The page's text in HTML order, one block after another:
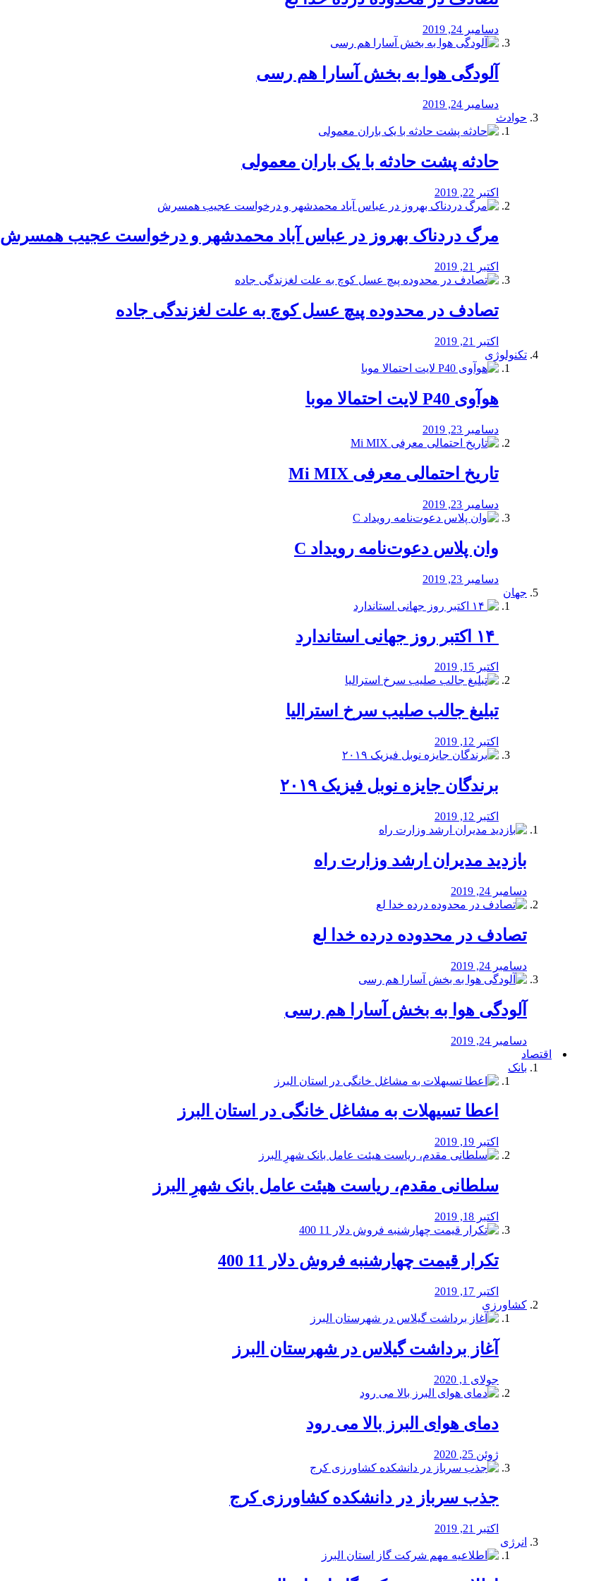
دسامبر 24, 2019
آلودگی هوا به بخش آسارا هم رسی
دسامبر 24, 2019
حوادث
️حادثه پشت حادثه با یک باران معمولی
اکتبر 22, 2019
مرگ دردناک بهروز در عباس آباد محمدشهر و درخواست عجیب همسرش
اکتبر 21, 2019
تصادف در محدوده پیچ عسل کوچ به علت لغزندگی جاده
اکتبر 21, 2019
تکنولوژی
هوآوی P40 لایت احتمالا موبا
دسامبر 23, 2019
تاریخ احتمالی معرفی Mi MIX
دسامبر 23, 2019
وان پلاس دعوت‌نامه رویداد C
دسامبر 23, 2019
جهان
اکتبر 15, 2019
تبلیغ جالب صلیب سرخ استرالیا
اکتبر 12, 2019
برندگان جایزه نوبل فیزیک ۲۰۱۹
اکتبر 12, 2019
بازدید مدیران ارشد وزارت راه
دسامبر 24, 2019
تصادف در محدوده درده خدا لع
دسامبر 24, 2019
آلودگی هوا به بخش آسارا هم رسی
دسامبر 24, 2019
اقتصاد
بانک
️اعطا تسیهلات به مشاغل خانگی در استان البرز
اکتبر 19, 2019
سلطانی مقدم، ریاست هیئت عامل بانک شهرِ البرز
اکتبر 18, 2019
تکرار قیمت چهارشنبه فروش دلار 11 400
اکتبر 17, 2019
کشاورزی
آغاز برداشت گیلاس در شهرستان البرز
جولای 1, 2020
دمای هوای البرز بالا می رود
ژوئن 25, 2020
جذب سرباز در دانشکده کشاورزی کرج
اکتبر 21, 2019
انرژی